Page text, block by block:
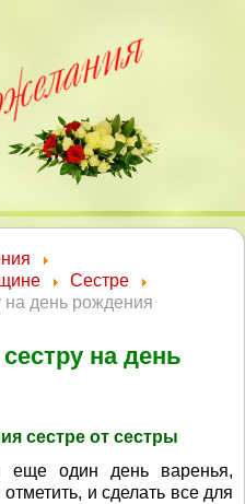
Сестре
на день рождения
на день
сестре от сестры
еще один день варенья,
и сделать все для